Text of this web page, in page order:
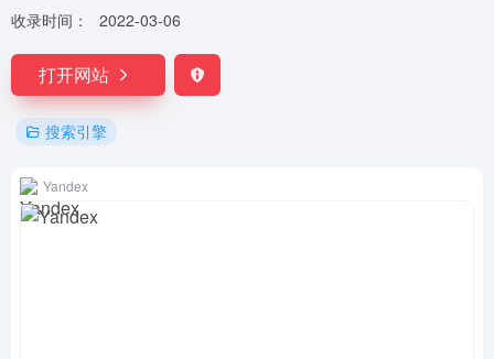
收录时间：
2022-03-06
打开网站
搜索引擎
Yandex